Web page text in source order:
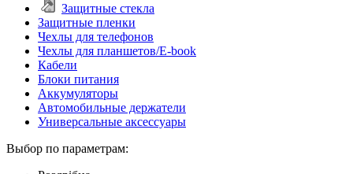
Защитные стекла
Защитные пленки
Чехлы для телефонов
Чехлы для планшетов/E-book
Кабели
Блоки питания
Аккумуляторы
Автомобильные держатели
Универсальные аксессуары
Выбор по параметрам: